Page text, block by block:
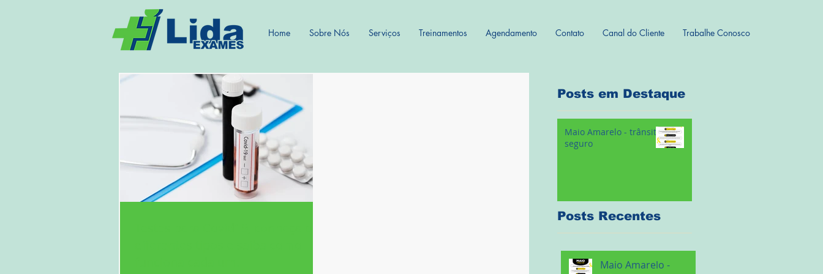
Home Sobre Nós Serviços Treinamentos Agendamento Contato Canal do Cliente Trabalhe Conosco
Posts em Destaque
Maio Amarelo - trânsito
seguro
Posts Recentes
Maio Amarelo -